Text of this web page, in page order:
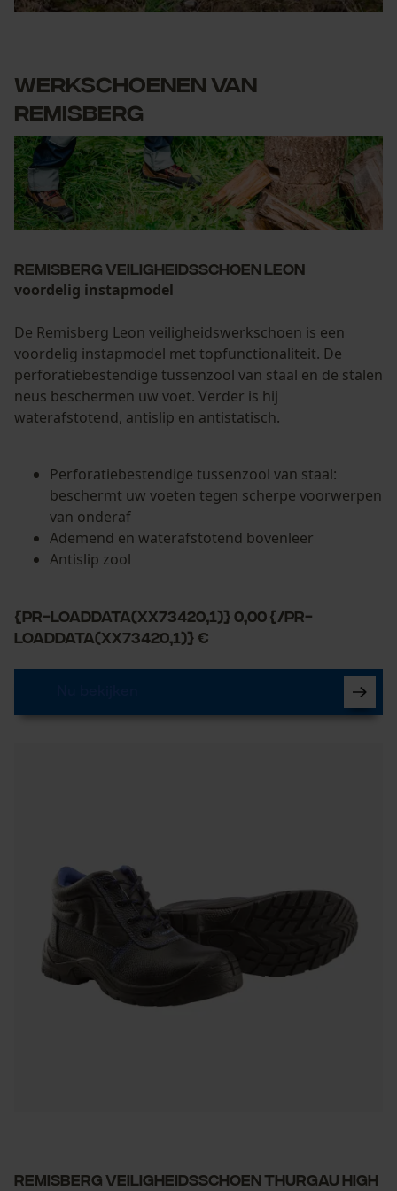
Werkschoenen van
Remisberg
Remisberg Veiligheidsschoen Leon
voordelig instapmodel
De Remisberg Leon veiligheidswerkschoen is een
voordelig instapmodel met topfunctionaliteit. De
perforatiebestendige tussenzool van staal en de stalen
neus beschermen uw voet. Verder is hij
waterafstotend, antislip en antistatisch.
Perforatiebestendige tussenzool van staal:
beschermt uw voeten tegen scherpe voorwerpen
van onderaf
Ademend en waterafstotend bovenleer
Antislip zool
{PR-LoadData(XX73420,1)} 0,00 {/PR-
LoadData(XX73420,1)} €
Remisberg Veiligheidsschoen Thurgau High